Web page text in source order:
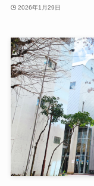
2026年1月29日